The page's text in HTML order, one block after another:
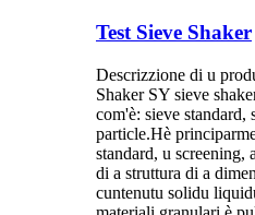
Test Sieve Shaker
Descrizzione di u
Shaker SY sieve
com'è: sieve standard,
particle.Hè
standard, u screening,
di a struttura di a
cuntenutu solidu